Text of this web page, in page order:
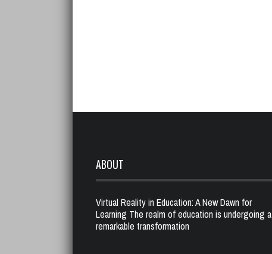
ABOUT
Virtual Reality in Education: A New Dawn for
Learning The realm of education is undergoing a
remarkable transformation